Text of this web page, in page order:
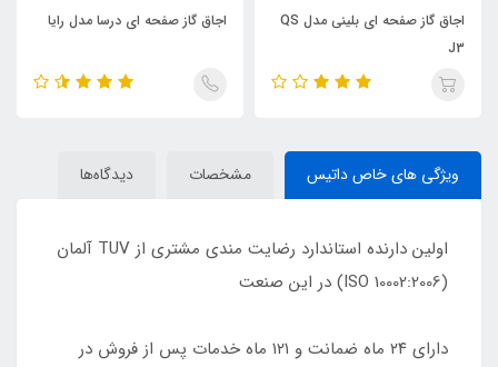
اجاق گاز صفحه ای بلینی مدل QS
J3
اجاق گاز صفحه ای درسا مدل رایا
ویژگی های خاص داتیس مشخصات دیدگاه‌ها
اولین دارنده استاندارد رضایت مندی مشتری از TUV آلمان
(10002:2006 ISO) در این صنعت
دارای ٢۴ ماه ضمانت و ١٢١ ماه خدمات پس از فروش در